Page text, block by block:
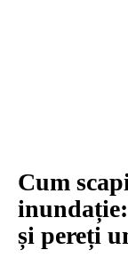
Cum
și pereți